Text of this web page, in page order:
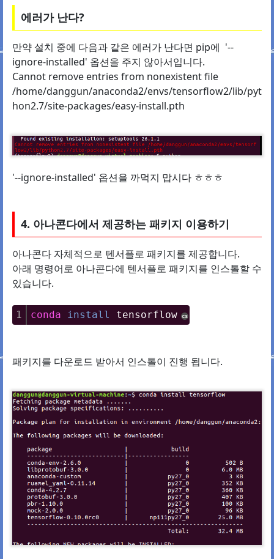
에러가 난다?
만약 설치 중에 다음과 같은 에러가 난다면 pip에 '--
ignore-installed' 옵션을 주지 않아서입니다.
Cannot remove entries from nonexistent file
/home/danggun/anaconda2/envs/tensorflow2/lib/pyt
hon2.7/site-packages/easy-install.pth
'--ignore-installed' 옵션을 까먹지 맙시다 ㅎㅎㅎ
4. 아나콘다에서 제공하는 패키지 이용하기
아나콘다 자체적으로 텐서플로 패키지를 제공합니다.
아래 명령어로 아나콘다에 텐서플로 패키지를 인스톨할 수
있습니다.
1 conda install tensorflow cs
패키지를 다운로드 받아서 인스톨이 진행 됩니다.